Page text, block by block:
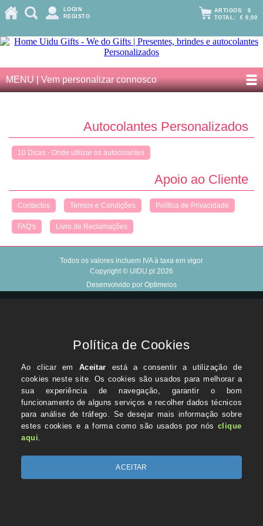
LOGIN
REGISTO
ARTIGOS: 0
TOTAL: € 0,00
MENU | Vem personalizar connosco
Autocolantes Personalizados
10 Dicas - Onde utilizar os autocolantes
Apoio ao Cliente
Contactos Termos e Condições Política de Privacidade
FAQ's Livro de Reclamações
Todos os valores incluem IVA à taxa em vigor
Copyright © UIDU.pt 2026
Desenvolvido por Optimeios